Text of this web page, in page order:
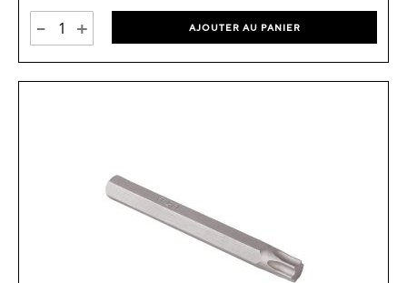
- + AJOUTER AU PANIER